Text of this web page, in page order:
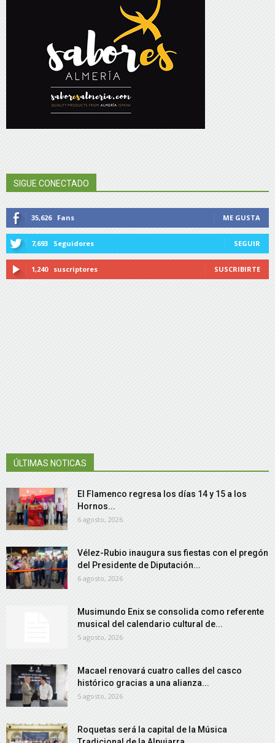
SIGUE CONECTADO
35,626 Fans ME GUSTA
7,693 Seguidores SEGUIR
1,240 suscriptores SUSCRIBIRTE
ÚLTIMAS NOTICAS
El Flamenco regresa los días 14 y 15 a los
Hornos...
6 agosto, 2026
Vélez-Rubio inaugura sus fiestas con el pregón
del Presidente de Diputación...
6 agosto, 2026
Musimundo Enix se consolida como referente
musical del calendario cultural de...
5 agosto, 2026
Macael renovará cuatro calles del casco
histórico gracias a una alianza...
5 agosto, 2026
Roquetas será la capital de la Música